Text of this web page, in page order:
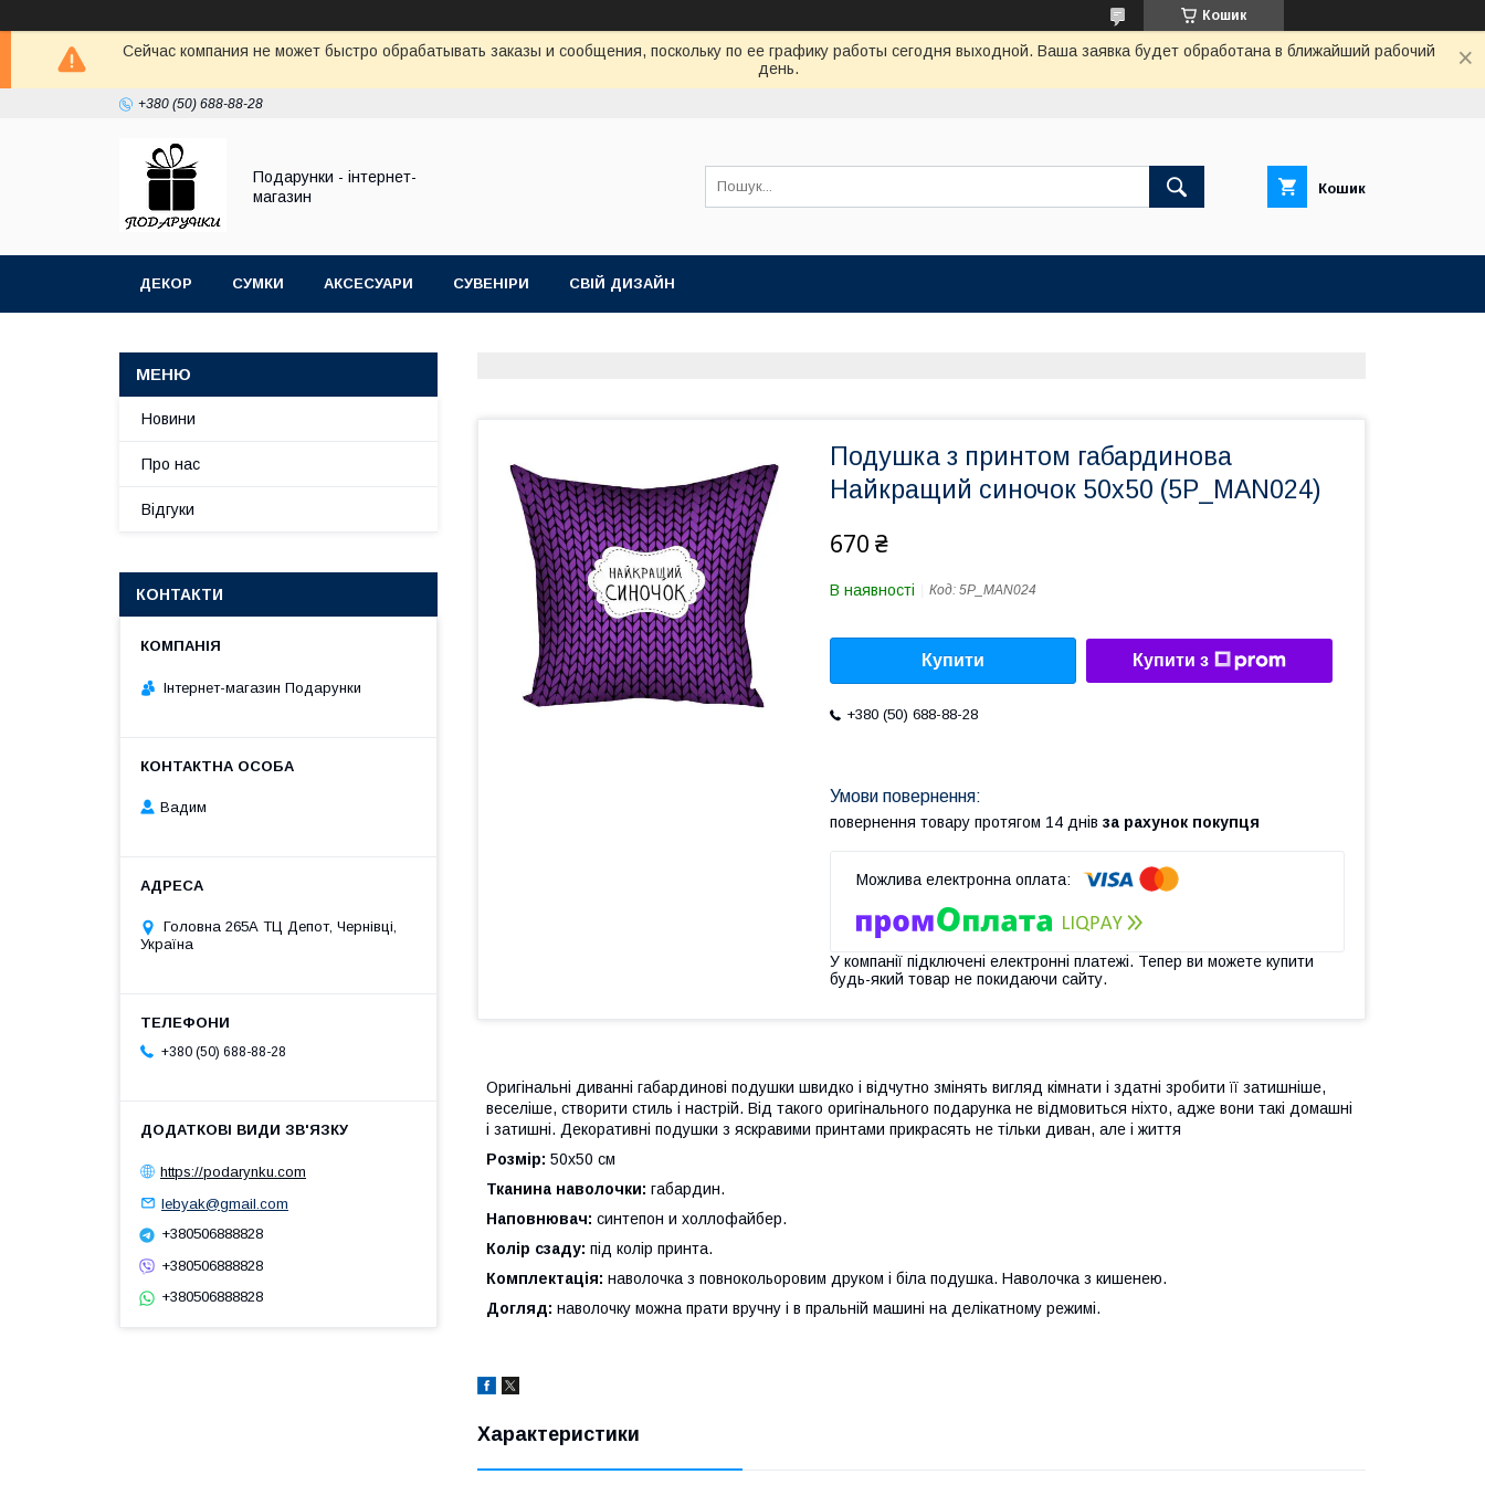
Кошик
Сейчас компания не может быстро обрабатывать заказы и сообщения, поскольку по ее графику работы сегодня выходной. Ваша заявка будет обработана в ближайший рабочий
день.
+380 (50) 688-88-28
Подарунки - інтернет-
магазин
Кошик
ДЕКОР СУМКИ АКСЕСУАРИ СУВЕНІРИ СВІЙ ДИЗАЙН
Подушка з принтом габардинова
Найкращий синочок 50x50 (5P_MAN024)
670 ₴
В наявності Код: 5P_MAN024
Купити Купити з
+380 (50) 688-88-28
повернення товару протягом 14 днів за рахунок покупця
У компанії підключені електронні платежі. Тепер ви можете купити
будь-який товар не покидаючи сайту.
Оригінальні диванні габардинові подушки швидко і відчутно змінять вигляд кімнати і здатні зробити її затишніше,
веселіше, створити стиль і настрій. Від такого оригінального подарунка не відмовиться ніхто, адже вони такі домашні
і затишні. Декоративні подушки з яскравими принтами прикрасять не тільки диван, але і життя
Розмір: 50x50 см
Тканина наволочки: габардин.
Наповнювач: синтепон и холлофайбер.
Колір сзаду: під колір принта.
Комплектація: наволочка з повнокольоровим друком і біла подушка. Наволочка з кишенею.
Догляд: наволочку можна прати вручну і в пральній машині на делікатному режимі.
Характеристики
Новини
Про нас
Відгуки
КОНТАКТИ
Інтернет-магазин Подарунки
Вадим
Головна 265А ТЦ Депот, Чернівці,
Україна
+380 (50) 688-88-28
https://podarynku.com
lebyak@gmail.com
+380506888828
+380506888828
+380506888828